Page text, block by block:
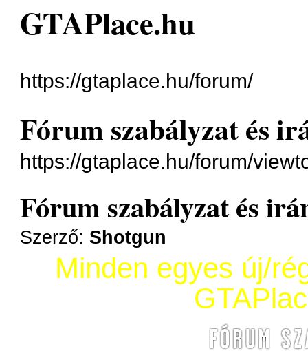
GTAPlace.hu
https://gtaplace.hu/forum/
Fórum szabályzat és
https://gtaplace.hu/forum/
Fórum szabályzat és
Szerző: Shotgun
Minden egyes új/